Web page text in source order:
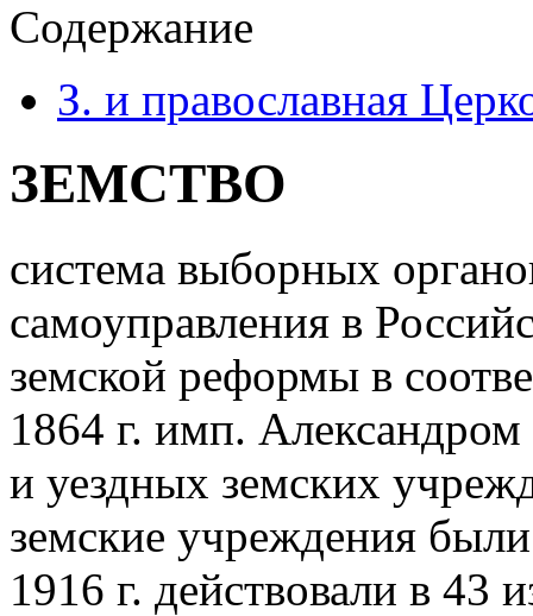
Содержание
З. и православная
ЗЕМСТВО
система выборных
самоуправления в
земской реформы в
1864 г. имп.
и уездных земских
земские учреждения
1916 г. действовали в 43